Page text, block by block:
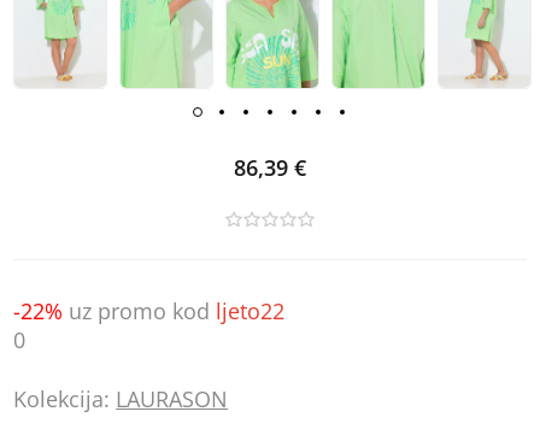
86,39 €
-22% uz promo kod ljeto22
0
Kolekcija: LAURASON